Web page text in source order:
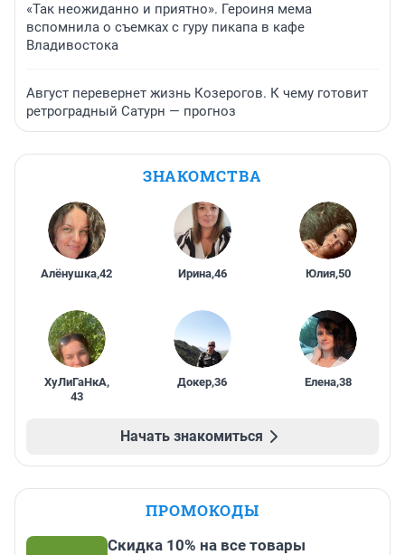
«Так неожиданно и приятно». Героиня мема
вспомнила о съемках с гуру пикапа в кафе
Владивостока
Август перевернет жизнь Козерогов. К чему готовит
ретроградный Сатурн — прогноз
ЗНАКОМСТВА
Алёнушка,42 Ирина,46 Юлия,50
ХуЛиГаНкА,
43
Докер,36 Елена,38
Начать знакомиться
ПРОМОКОДЫ
Скидка 10% на все товары